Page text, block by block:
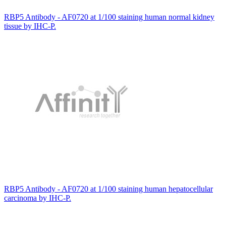
RBP5 Antibody - AF0720 at 1/100 staining human normal kidney
tissue by IHC-P.
RBP5 Antibody - AF0720 at 1/100 staining human hepatocellular
carcinoma by IHC-P.